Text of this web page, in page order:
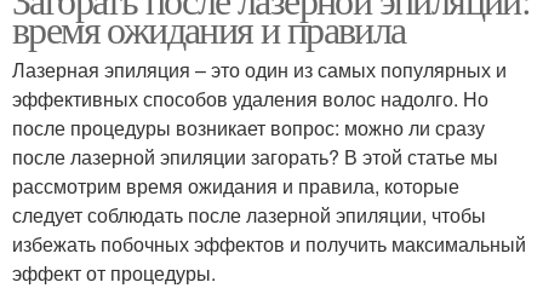
время ожидания и правила
Лазерная эпиляция – это один из самых популярных и
эффективных способов удаления волос надолго. Но
после процедуры возникает вопрос: можно ли сразу
после лазерной эпиляции загорать? В этой статье мы
рассмотрим время ожидания и правила, которые
следует соблюдать после лазерной эпиляции, чтобы
избежать побочных эффектов и получить максимальный
эффект от процедуры.